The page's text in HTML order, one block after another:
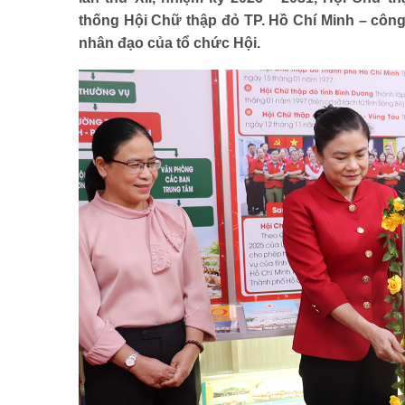
Mô hình tiêu biểu
BẠN ĐỌC
thống Hội Chữ thập đỏ TP. Hồ Chí Minh –
nhân đạo của tổ chức Hội.